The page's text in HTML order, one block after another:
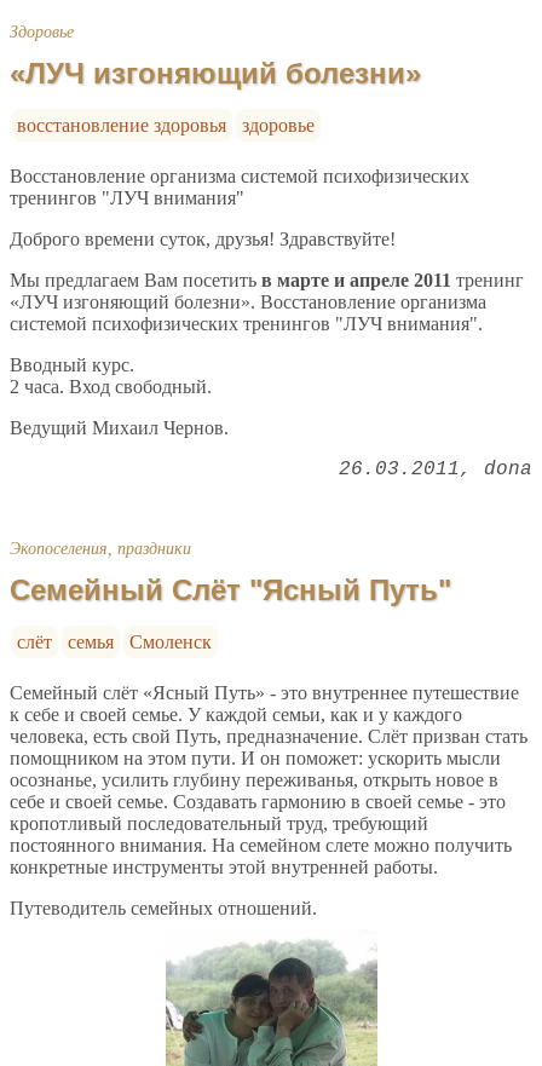
Здоровье
«ЛУЧ изгоняющий болезни»
восстановление здоровья здоровье
Восстановление организма системой психофизических
тренингов "ЛУЧ внимания"
Доброго времени суток, друзья! Здравствуйте!
Мы предлагаем Вам посетить в марте и апреле 2011 тренинг
«ЛУЧ изгоняющий болезни». Восстановление организма
системой психофизических тренингов "ЛУЧ внимания".
Вводный курс.
2 часа. Вход свободный.
Ведущий Михаил Чернов.
26.03.2011 dona
Экопоселения, праздники
Семейный Слёт "Ясный Путь"
слёт семья Смоленск
Семейный слёт «Ясный Путь» - это внутреннее путешествие
к себе и своей семье. У каждой семьи, как и у каждого
человека, есть свой Путь, предназначение. Слёт призван стать
помощником на этом пути. И он поможет: ускорить мысли
осознанье, усилить глубину переживанья, открыть новое в
себе и своей семье. Создавать гармонию в своей семье - это
кропотливый последовательный труд, требующий
постоянного внимания. На семейном слете можно получить
конкретные инструменты этой внутренней работы.
Путеводитель семейных отношений.